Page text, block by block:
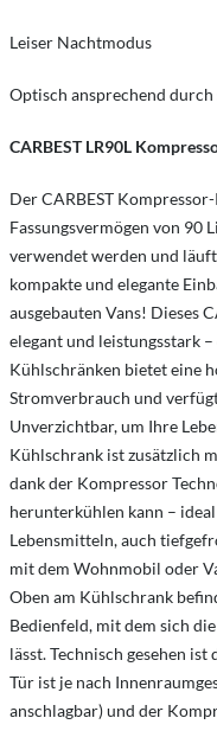
Leiser Nachtmodus
Optisch ansprechend
CARBESTLR90L
Der CARBEST
Fassungsvermögen von 90
verwendet werden und
kompakte und elegante
ausgebauten Vans! Dieses
elegant und leistungsstark
Kühlschränken bietet eine
Stromverbrauch und
Unverzichtbar, um Ihre
Kühlschrank ist zusätzlich
dank der Kompressor
herunterkühlen kann –
Lebensmitteln, auch
mit dem Wohnmobil oder
Oben am Kühlschrank
Bedienfeld, mit dem sich
lässt. Technisch gesehen
Tür ist je nach
anschlagbar) und der